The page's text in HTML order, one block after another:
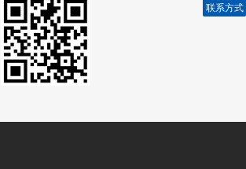
联系方式